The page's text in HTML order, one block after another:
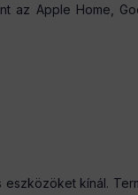
az Apple Home,
kínál.